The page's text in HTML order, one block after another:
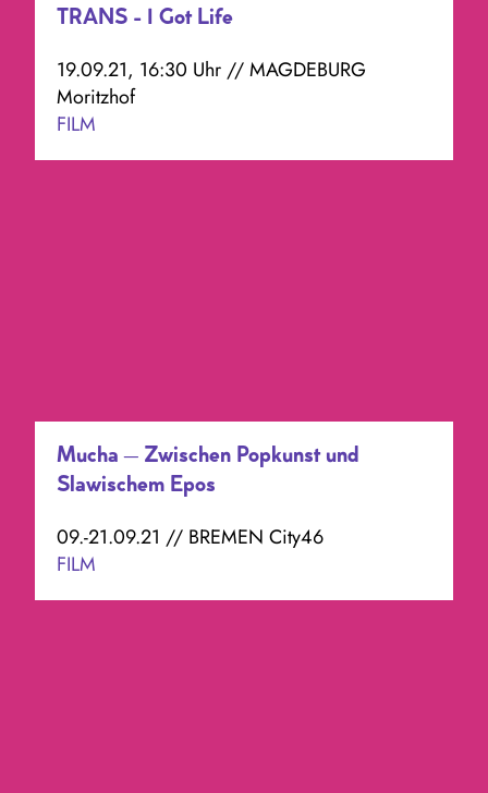
TRANS - I Got Life
19.09.21, 16:30 Uhr // MAGDEBURG
Moritzhof
FILM
Mucha – Zwischen Popkunst und
Slawischem Epos
09.-21.09.21 // BREMEN City46
FILM